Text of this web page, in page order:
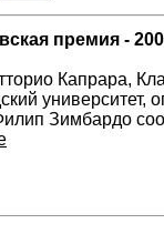
премия -
Капрара,
университет,
Зимбардо